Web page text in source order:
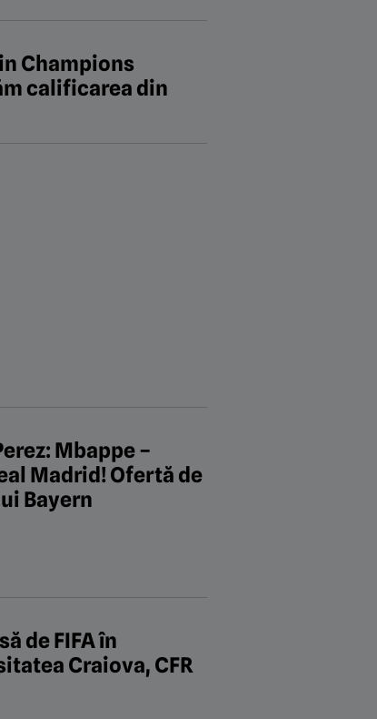
Champions
calificarea din
Mbappe –
Madrid! Ofertă de
Bayern
de FIFA în
Craiova, CFR